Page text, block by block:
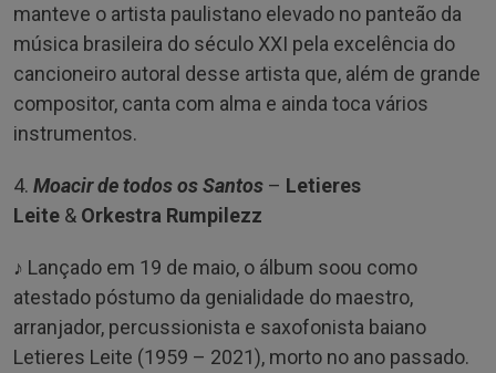
manteve o artista paulistano elevado no panteão da
música brasileira do século XXI pela excelência do
cancioneiro autoral desse artista que, além de grande
compositor, canta com alma e ainda toca vários
instrumentos.
4. Moacir de todos os Santos – Letieres
Leite & Orkestra Rumpilezz
♪ Lançado em 19 de maio, o álbum soou como
atestado póstumo da genialidade do maestro,
arranjador, percussionista e saxofonista baiano
Letieres Leite (1959 – 2021), morto no ano passado.